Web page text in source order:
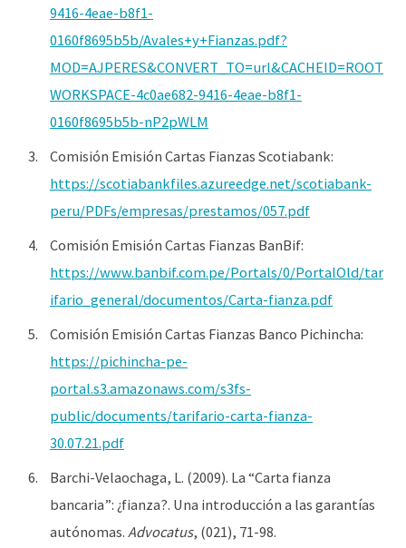
9416-4eae-b8f1-
0160f8695b5b/Avales+y+Fianzas.pdf?
MOD=AJPERES&CONVERT_TO=url&CACHEID=ROOT
WORKSPACE-4c0ae682-9416-4eae-b8f1-
0160f8695b5b-nP2pWLM
Comisión Emisión Cartas Fianzas Scotiabank:
https://scotiabankfiles.azureedge.net/scotiabank-
peru/PDFs/empresas/prestamos/057.pdf
Comisión Emisión Cartas Fianzas BanBif:
https://www.banbif.com.pe/Portals/0/PortalOld/tar
ifario_general/documentos/Carta-fianza.pdf
Comisión Emisión Cartas Fianzas Banco Pichincha:
https://pichincha-pe-
portal.s3.amazonaws.com/s3fs-
public/documents/tarifario-carta-fianza-
30.07.21.pdf
Barchi-Velaochaga, L. (2009). La “Carta fianza
bancaria”: ¿fianza?. Una introducción a las garantías
autónomas. Advocatus, (021), 71-98.